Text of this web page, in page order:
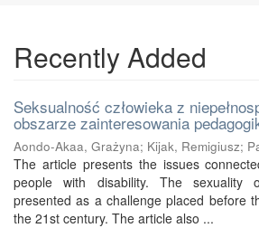
Recently Added
Seksualność człowieka z
obszarze zainteresowania
Aondo-Akaa, Grażyna; Kijak, Remigiusz;
The article presents the issues
people with disability. The sexuality
presented as a challenge placed before
the 21st century. The article also ...